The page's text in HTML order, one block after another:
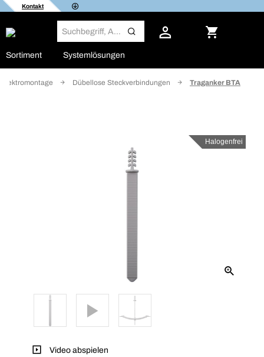
Kontakt
Sortiment Systemlösungen
Dübellose Steckverbindungen Traganker BTA
Halogenfrei
Video abspielen